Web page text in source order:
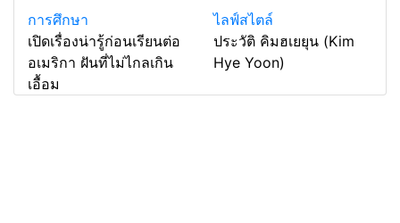
การศึกษา
เปิดเรื่องน่ารู้ก่อนเรียนต่อ
อเมริกา ฝันที่ไม่ไกลเกิน
เอื้อม
ไลฟ์สไตล์
ประวัติ คิมฮเยยุน (Kim
Hye Yoon)